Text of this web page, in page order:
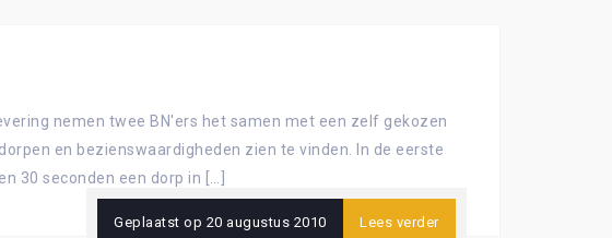
nemen twee BN'ers het samen met een zelf gekozen
en bezienswaardigheden zien te vinden. In de eerste
30 seconden een dorp in […]
Geplaatst op 20 augustus 2010 Lees verder